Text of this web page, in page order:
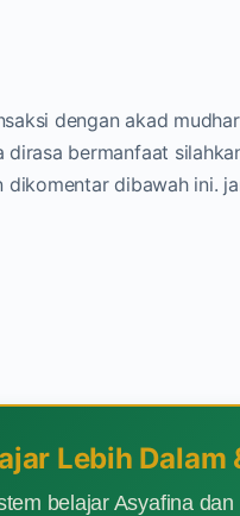
dengan akad
bermanfaat
dibawah ini.
Lebih Dalam
belajar Asyafina